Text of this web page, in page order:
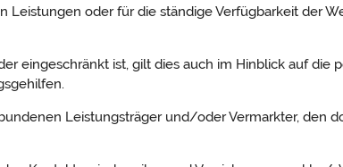
oder für die ständige Verfügbarkeit der
eingeschränkt ist, gilt dies auch im Hinblick auf die
Leistungsträger und/oder Vermarkter, den